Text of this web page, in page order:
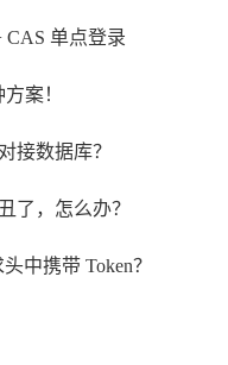
CAS 单点登录
案！
接数据库？
了，怎么办？
中携带 Token？